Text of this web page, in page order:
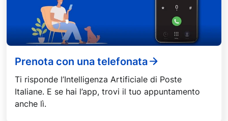
Prenota con una telefonata
Ti risponde l’Intelligenza Artificiale di Poste
Italiane. E se hai l’app, trovi il tuo appuntamento
anche lì.